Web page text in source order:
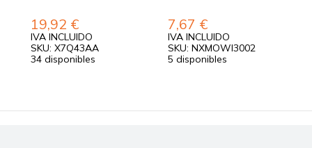
19,92 €
IVA INCLUIDO
SKU: X7Q43AA
34 disponibles
7,67 €
IVA INCLUIDO
SKU: NXMOWI3002
5 disponibles